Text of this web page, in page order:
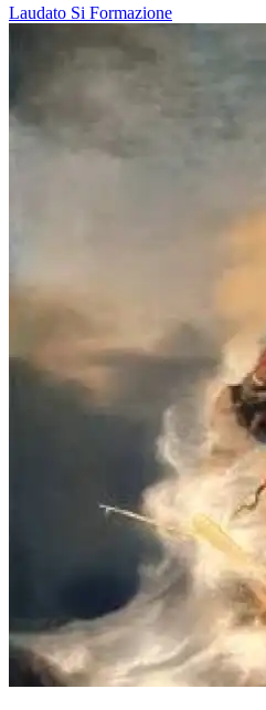
Laudato Si Formazione